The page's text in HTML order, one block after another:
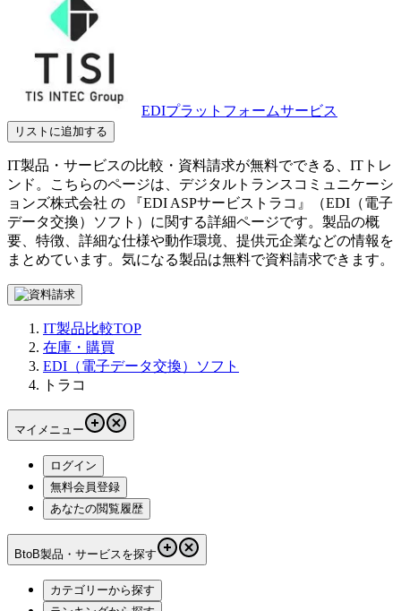
EDIプラットフォームサービス
リストに追加する
IT製品・サービスの比較・資料請求が無料でできる、ITトレ
ンド。こちらのページは、 デジタルトランスコミュニケーシ
ョンズ株式会社 の 『EDI ASPサービス トラコ 』（EDI（電子
データ交換）ソフト ）に関する詳細ページです。製品の概
要、特徴、詳細な仕様や動作環境、提供元企業などの情報を
まとめています。気になる製品は無料で資料請求できます。
IT製品比較TOP
在庫・購買
EDI（電子データ交換）ソフト
トラコ
マイメニュー
ログイン
無料会員登録
あなたの閲覧履歴
BtoB製品・サービスを探す
カテゴリーから探す